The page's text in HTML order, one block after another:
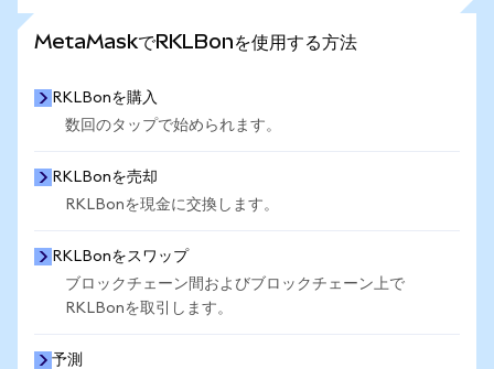
MetaMaskでRKLBonを使用する方法
RKLBonを購入
数回のタップで始められます。
RKLBonを売却
RKLBonを現金に交換します。
RKLBonをスワップ
ブロックチェーン間およびブロックチェーン上で
RKLBonを取引します。
予測